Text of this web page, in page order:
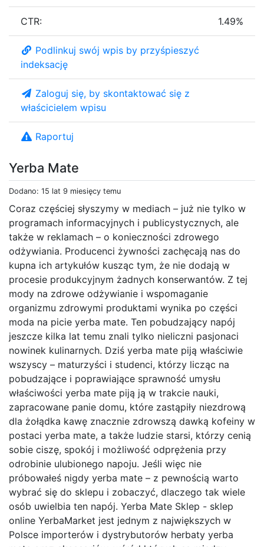
Yerba Mate
Dodano: 15 lat 9 miesięcy temu
Coraz częściej słyszymy w mediach – już nie tylko w
programach informacyjnych i publicystycznych, ale
także w reklamach – o konieczności zdrowego
odżywiania. Producenci żywności zachęcają nas do
kupna ich artykułów kusząc tym, że nie dodają w
procesie produkcyjnym żadnych konserwantów. Z tej
mody na zdrowe odżywianie i wspomaganie
organizmu zdrowymi produktami wynika po części
moda na picie yerba mate. Ten pobudzający napój
jeszcze kilka lat temu znali tylko nieliczni pasjonaci
nowinek kulinarnych. Dziś yerba mate piją właściwie
wszyscy – maturzyści i studenci, którzy licząc na
pobudzające i poprawiające sprawność umysłu
właściwości yerba mate piją ją w trakcie nauki,
zapracowane panie domu, które zastąpiły niezdrową
dla żołądka kawę znacznie zdrowszą dawką kofeiny w
postaci yerba mate, a także ludzie starsi, którzy cenią
sobie ciszę, spokój i możliwość odprężenia przy
odrobinie ulubionego napoju. Jeśli więc nie
próbowałeś nigdy yerba mate – z pewnością warto
wybrać się do sklepu i zobaczyć, dlaczego tak wiele
osób uwielbia ten napój. Yerba Mate Sklep - sklep
online YerbaMarket jest jednym z największych w
Polsce importerów i dystrybutorów herbaty yerba
CTR: 1.49%
Podlinkuj swój wpis by przyśpieszyć
indeksację
Zaloguj się, by skontaktować się z
właścicielem wpisu
Raportuj